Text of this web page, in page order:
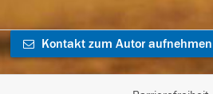
Kontakt zum Autor aufnehmen